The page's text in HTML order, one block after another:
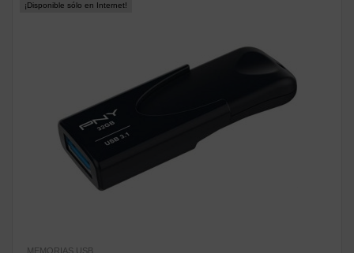
¡Disponible sólo en Internet!
MEMORIAS USB